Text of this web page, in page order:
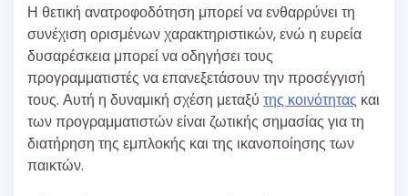
Η θετική ανατροφοδότηση μπορεί να ενθαρρύνει τη
συνέχιση ορισμένων χαρακτηριστικών, ενώ η ευρεία
δυσαρέσκεια μπορεί να οδηγήσει τους
προγραμματιστές να επανεξετάσουν την προσέγγισή
τους. Αυτή η δυναμική σχέση μεταξύ της κοινότητας και
των προγραμματιστών είναι ζωτικής σημασίας για τη
διατήρηση της εμπλοκής και της ικανοποίησης των
παικτών.